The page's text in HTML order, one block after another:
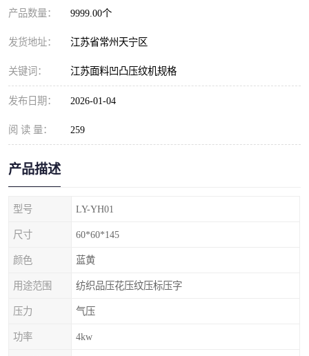
产品数量： 9999.00个
发货地址： 江苏省常州天宁区
关键词： 江苏面料凹凸压纹机规格
发布日期： 2026-01-04
阅 读 量： 259
产品描述
型号 LY-YH01
尺寸 60*60*145
颜色 蓝黄
用途范围 纺织品压花压纹压标压字
压力 气压
功率 4kw